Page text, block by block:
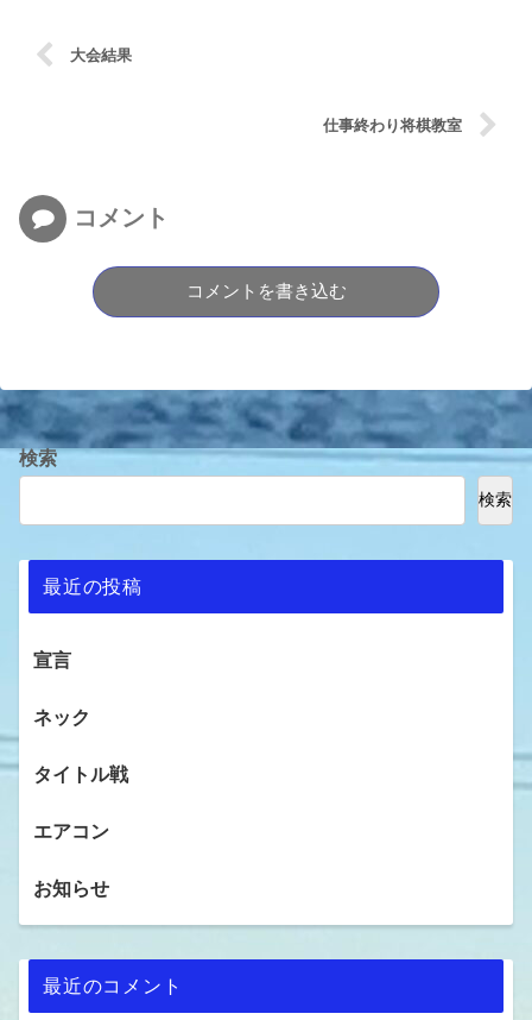
大会結果
仕事終わり将棋教室
コメント
コメントを書き込む
検索
検索
最近の投稿
宣言
ネック
タイトル戦
エアコン
お知らせ
最近のコメント